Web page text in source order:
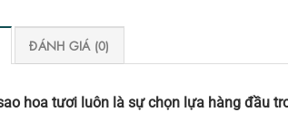
ĐÁNH GIÁ (0)
hoa tươi luôn là sự chọn lựa hàng đầu